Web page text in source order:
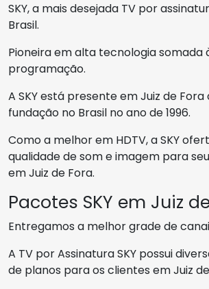
SKY, a mais desejada TV por
Brasil.
Pioneira em alta tecnologia somada
programação.
A SKY está presente em Juiz de Fora
fundação no Brasil no ano de 1996.
Como a melhor em HDTV, a SKY
qualidade de som e imagem para
em Juiz de Fora.
Pacotes SKY em Juiz
Entregamos a melhor grade de
A TV por Assinatura SKY possui
de planos para os clientes em Juiz